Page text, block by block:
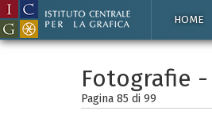
HOME
Fotografie
Pagina 85 di 99